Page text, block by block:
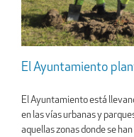
El Ayuntamiento
El Ayuntamiento está
en las vías urbanas y
aquellas zonas donde se